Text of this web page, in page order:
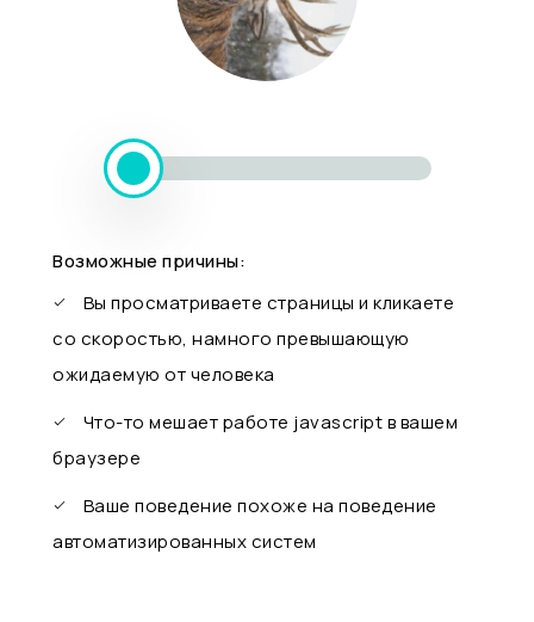
Возможные причины:
Вы просматриваете страницы и кликаете
со скоростью, намного превышающую
ожидаемую от человека
Что-то мешает работе javascript в вашем
браузере
Ваше поведение похоже на поведение
автоматизированных систем